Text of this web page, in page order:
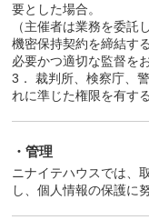
要とした場合。
（主催者は業務を委託
機密保持契約を締結す
必要かつ適切な監督を
3． 裁判所、検察庁、
れに準じた権限を有す
・管理
ニナイテハウスでは、
し、個人情報の保護に